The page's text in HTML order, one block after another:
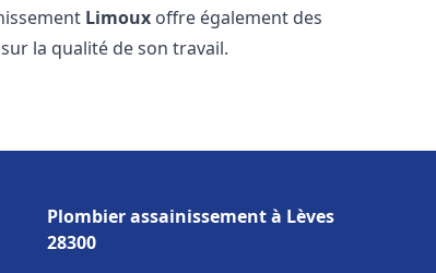
Limoux offre également des
la qualité de son travail.
Plombier assainissement à Lèves
28300